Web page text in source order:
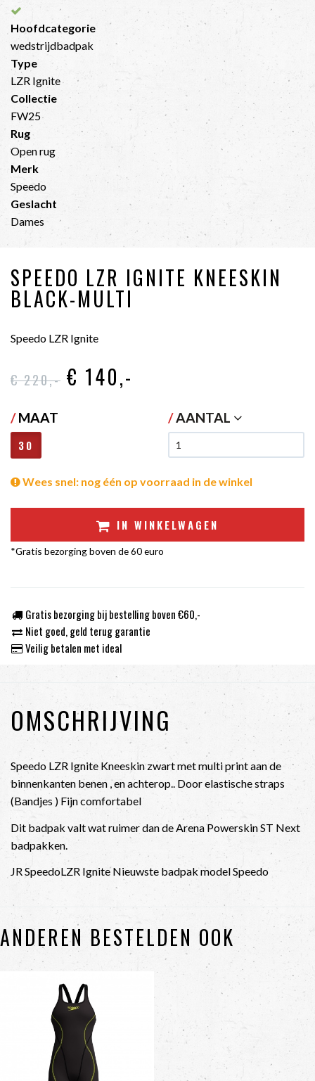
Hoofdcategorie
wedstrijdbadpak
Type
LZR Ignite
Collectie
FW25
Rug
Open rug
Merk
Speedo
Geslacht
Dames
SPEEDO LZR IGNITE KNEESKIN
BLACK-MULTI
Speedo LZR Ignite
€ 220,- € 140,-
/MAAT
30
/AANTAL
Wees snel: nog één op voorraad in de winkel
IN WINKELWAGEN
*Gratis bezorging boven de 60 euro
Gratis bezorging bij bestelling boven €60,-
Niet goed, geld terug garantie
Veilig betalen met ideal
OMSCHRIJVING
Speedo LZR Ignite Kneeskin zwart met multi print aan de
binnenkanten benen , en achterop.. Door elastische straps
(Bandjes ) Fijn comfortabel
Dit badpak valt wat ruimer dan de Arena Powerskin ST Next
badpakken.
JR SpeedoLZR Ignite Nieuwste badpak model Speedo
ANDEREN BESTELDEN OOK